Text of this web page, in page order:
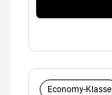
Economy-Klasse